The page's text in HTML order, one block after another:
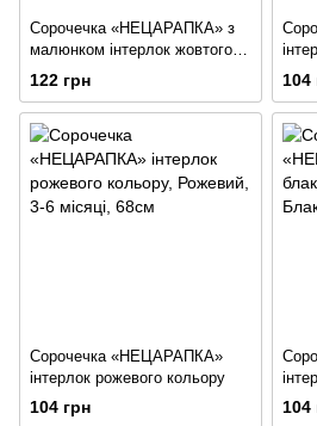
Сорочечка «НЕЦАРАПКА» з
малюнком інтерлок жовтого
кольору
122 грн 104
Сорочечка «НЕЦАРАПКА»
інтерлок рожевого кольору
104 грн 104